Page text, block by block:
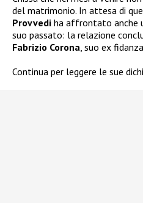
del matrimonio. In attesa di
Provvedi ha affrontato anche
suo passato: la relazione
Fabrizio Corona , suo ex
Continua per leggere le sue